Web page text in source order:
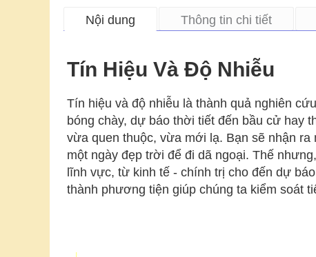
Nội dung Thông tin chi tiết
Tín Hiệu Và Độ Nhiễu
Tín hiệu và độ nhiễu là thành quả nghiên
bóng chày, dự báo thời tiết đến bầu cử hay
vừa quen thuộc, vừa mới lạ. Bạn sẽ nhận
một ngày đẹp trời để đi dã ngoại. Thế
lĩnh vực, từ kinh tế - chính trị cho đến dự
thành phương tiện giúp chúng ta kiểm soát